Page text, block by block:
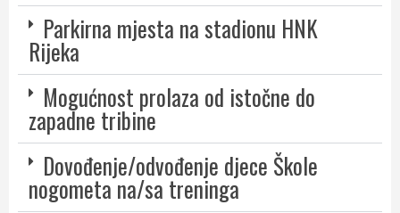
Parkirna mjesta na stadionu HNK
Rijeka
Mogućnost prolaza od istočne do
zapadne tribine
Dovođenje/odvođenje djece Škole
nogometa na/sa treninga